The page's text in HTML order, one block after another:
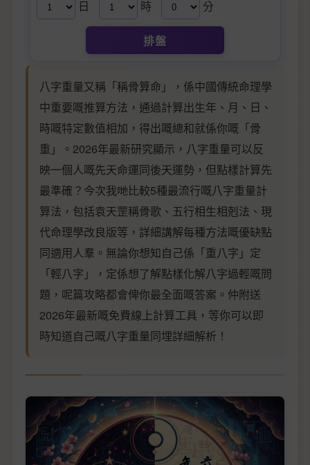
日 時 分
排盤
八字重量又稱「稱骨算命」，係中國傳統命理學
中重要嘅推算方法，通過計算出生年、月、日、
時嘅特定數值相加，得出嘅總和就係你嘅「骨
重」。2026年最新研究顯示，八字重量可以反
映一個人嘅先天命運同後天運勢，但點樣計算先
最準確？今次我哋比較5種最流行嘅八字重量計
算法，包括袁天罡稱骨歌、五行相生相剋法、現
代命理學改良版等，詳細講解每種方法嘅優缺點
同適用人羣。無論你想知自己係「重八字」定
「輕八字」，定係想了解點樣化解八字過輕嘅問
題，呢篇攻略都會俾你最全面嘅答案。仲附送
2026年最新嘅免費線上計算工具，等你可以即
時知道自己嘅八字重量同埋詳細解析！